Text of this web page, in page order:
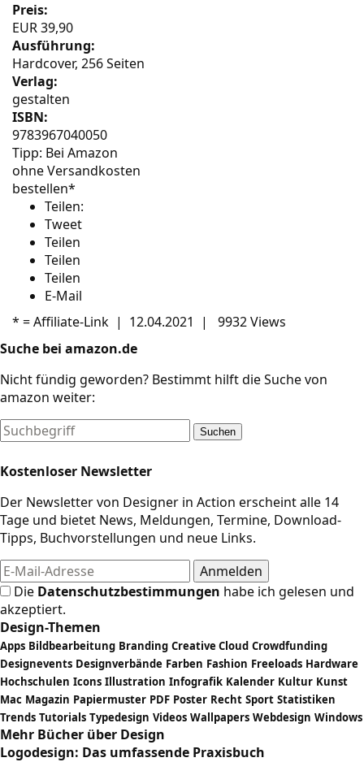
Preis:
EUR 39,90
Ausführung:
Hardcover, 256 Seiten
Verlag:
gestalten
ISBN:
9783967040050
Tipp: Bei Amazon
ohne Versandkosten
bestellen*
Teilen:
Tweet
Teilen
Teilen
Teilen
E-Mail
* =Affiliate-Link | 12.04.2021 |
9932 Views
Suche bei amazon.de
Nicht fündig geworden? Bestimmt hilft die Suche von
amazon weiter:
Suchen
Kostenloser Newsletter
Der Newsletter von Designer in Action erscheint alle 14
Tage und bietet News, Meldungen, Termine, Download-
Tipps, Buchvorstellungen und neue Links.
Die Datenschutzbestimmungen habe ich gelesen und
akzeptiert.
Design-Themen
Apps Bildbearbeitung Branding Creative Cloud Crowdfunding
Designevents Designverbände Farben Fashion Freeloads Hardware
Hochschulen Icons Illustration Infografik Kalender Kultur Kunst
Mac Magazin Papiermuster PDF Poster Recht Sport Statistiken
Trends Tutorials Typedesign Videos Wallpapers Webdesign Windows
Mehr Bücher über Design
Logodesign: Das umfassende Praxisbuch